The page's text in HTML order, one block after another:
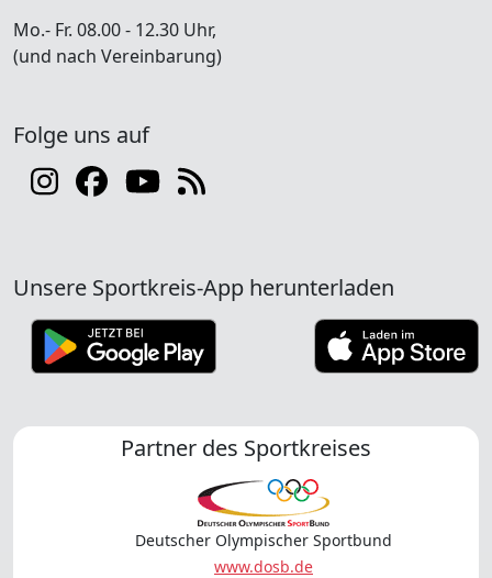
Mo.- Fr. 08.00 - 12.30 Uhr,
(und nach Vereinbarung)
Folge uns auf
Unsere Sportkreis-App herunterladen
Partner des Sportkreises
Deutscher Olympischer Sportbund
www.dosb.de